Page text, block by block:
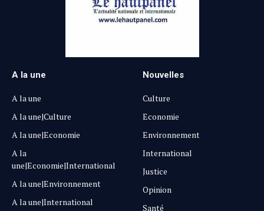
A la une
A la une
A la une|Culture
A la une|Economie
A la
une|Economie|International
A la une|Environnement
A la une|International
Nouvelles
Culture
Economie
Environnement
International
Justice
Opinion
Santé